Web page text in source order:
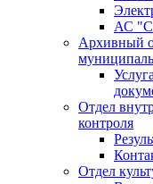
АС
Архивный
Отдел
контроля
Отдел